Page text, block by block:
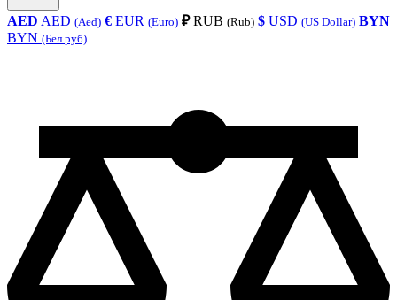
AED AED (Aed) € EUR (Euro) ₽RUB (Rub) $ USD (US Dollar) BYN
BYN (Бел.руб)